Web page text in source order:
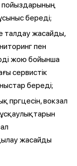
береді;
талдау жасайды,
пен
жою бойынша
сервистік
береді;
пргцесін, вокзал
жасайды